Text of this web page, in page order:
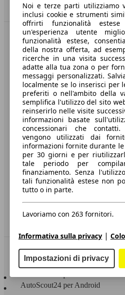
Benvenuti su AutoScout24, il
Società
A proposito di AutoScout24
Stampa
Media
Condizioni generali
Informazioni
Privacy
Dichiarazione di Accessibilità
Sempre con te
AutoScout24 per Android
Noi e terze parti utilizziamo
inclusi cookie e strumenti
offrirti funzionalità
un'esperienza utente
funzionalità estese,
della nostra offerta, ad
ricerche in una visita
adatte alla tua zona o per
messaggi personalizzati.
localmente se lo inserisci per
preferiti o nell'ambito della
semplifica l'utilizzo del sito
reinserirlo nelle visite
informazioni basate
concessionari che
vengono utilizzati dai
informazioni fornite durante
per 30 giorni e per
tale periodo per
finanziamento. Senza
tali funzionalità estese non
tutto o in parte.
Lavoriamo con 263 fornitori.
Informativa sulla privacy |
Impostazioni di privacy